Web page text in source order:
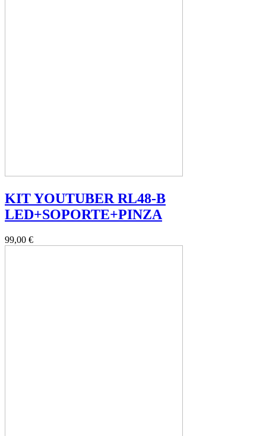
KIT YOUTUBER RL48-B
LED+SOPORTE+PINZA
99,00 €